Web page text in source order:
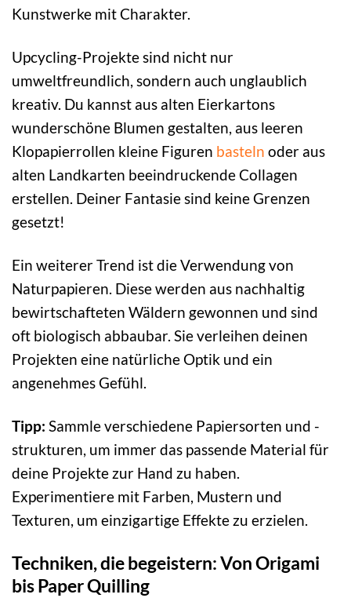
Kunstwerke mit Charakter.
Upcycling-Projekte sind nicht nur
umweltfreundlich, sondern auch unglaublich
kreativ. Du kannst aus alten Eierkartons
wunderschöne Blumen gestalten, aus leeren
Klopapierrollen kleine Figuren basteln oder aus
alten Landkarten beeindruckende Collagen
erstellen. Deiner Fantasie sind keine Grenzen
gesetzt!
Ein weiterer Trend ist die Verwendung von
Naturpapieren. Diese werden aus nachhaltig
bewirtschafteten Wäldern gewonnen und sind
oft biologisch abbaubar. Sie verleihen deinen
Projekten eine natürliche Optik und ein
angenehmes Gefühl.
Tipp: Sammle verschiedene Papiersorten und -
strukturen, um immer das passende Material für
deine Projekte zur Hand zu haben.
Experimentiere mit Farben, Mustern und
Texturen, um einzigartige Effekte zu erzielen.
Techniken, die begeistern: Von Origami
bis Paper Quilling